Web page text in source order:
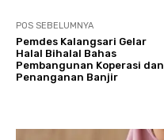
POS SEBELUMNYA
Pemdes Kalangsari Gelar
Halal Bihalal Bahas
Pembangunan Koperasi dan
Penanganan Banjir